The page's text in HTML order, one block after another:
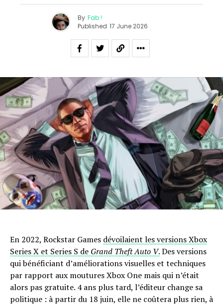
By Fab !
Published 17 June 2026
En 2022, Rockstar Games dévoilaient les versions Xbox
Series X et Series S de Grand Theft Auto V.Des versions
qui bénéficiant d’améliorations visuelles et techniques
par rapport aux moutures Xbox One mais qui n’était
alors pas gratuite. 4 ans plus tard, l’éditeur change sa
politique : à partir du 18 juin, elle ne coûtera plus rien, à